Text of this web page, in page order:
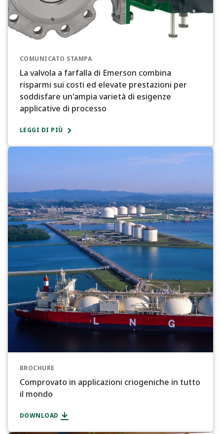
COMUNICATO STAMPA
La valvola a farfalla di Emerson combina
risparmi sui costi ed elevate prestazioni per
soddisfare un'ampia varietà di esigenze
applicative di processo
LEGGI DI PIÙ
BROCHURE
Comprovato in applicazioni criogeniche in tutto
il mondo
DOWNLOAD